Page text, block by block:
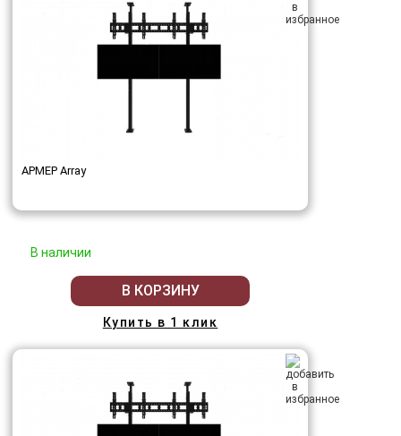
АРМЕР Array
В наличии
В КОРЗИНУ
Купить в 1 клик